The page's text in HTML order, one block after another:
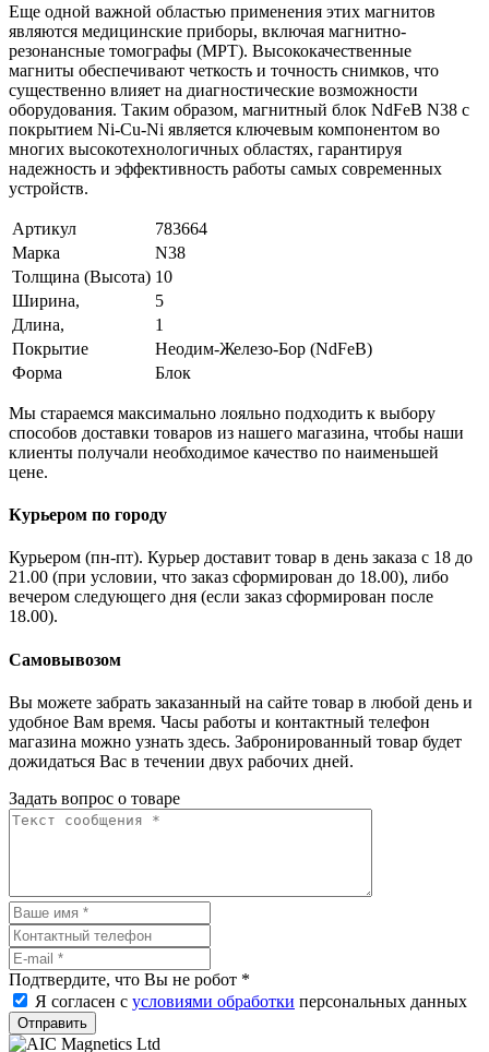
Еще одной важной областью применения этих магнитов
являются медицинские приборы, включая магнитно-
резонансные томографы (МРТ). Высококачественные
магниты обеспечивают четкость и точность снимков, что
существенно влияет на диагностические возможности
оборудования. Таким образом, магнитный блок NdFeB N38 с
покрытием Ni-Cu-Ni является ключевым компонентом во
многих высокотехнологичных областях, гарантируя
надежность и эффективность работы самых современных
устройств.
Артикул
783664
Марка
N38
Толщина (Высота) 10
Ширина,
5
Длина,
1
Покрытие
Неодим-Железо-Бор (NdFeB)
Форма
Блок
Мы стараемся максимально лояльно подходить к выбору
способов доставки товаров из нашего магазина, чтобы наши
клиенты получали необходимое качество по наименьшей
цене.
Курьером по городу
Курьером (пн-пт). Курьер доставит товар в день заказа с 18 до
21.00 (при условии, что заказ сформирован до 18.00), либо
вечером следующего дня (если заказ сформирован после
18.00).
Самовывозом
Вы можете забрать заказанный на сайте товар в любой день и
удобное Вам время. Часы работы и контактный телефон
магазина можно узнать здесь. Забронированный товар будет
дожидаться Вас в течении двух рабочих дней.
Задать вопрос о товаре
Подтвердите, что Вы не робот *
Я согласен с условиями обработки персональных данных
Отправить